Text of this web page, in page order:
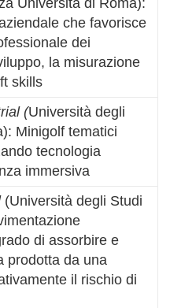
Università di Roma):
che favorisce
dei
la misurazione
skills
(Università degli
Minigolf tematici
tecnologia
immersiva
(Università degli Studi
di assorbire e
prodotta da una
il rischio di